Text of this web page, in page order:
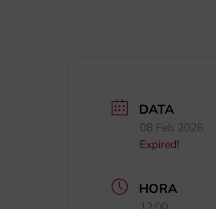
DATA
08 Feb 2026
Expired!
HORA